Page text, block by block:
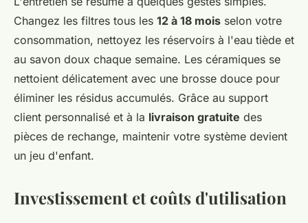
Changez les filtres tous les 12 à 18 mois selon votre
consommation, nettoyez les réservoirs à l'eau tiède et
au savon doux chaque semaine. Les céramiques se
nettoient délicatement avec une brosse douce pour
éliminer les résidus accumulés. Grâce au support
client personnalisé et à la livraison gratuite des
pièces de rechange, maintenir votre système devient
un jeu d'enfant.
Investissement et coûts d'utilisation